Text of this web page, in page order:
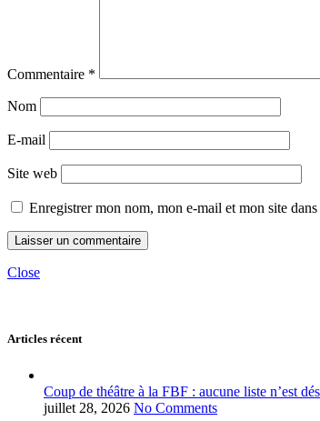
Commentaire *
Nom
E-mail
Site web
Enregistrer mon nom, mon e-mail et mon site
Close
Articles récent
Coup de théâtre à la FBF : aucune liste n’est
juillet 28, 2026 No Comments